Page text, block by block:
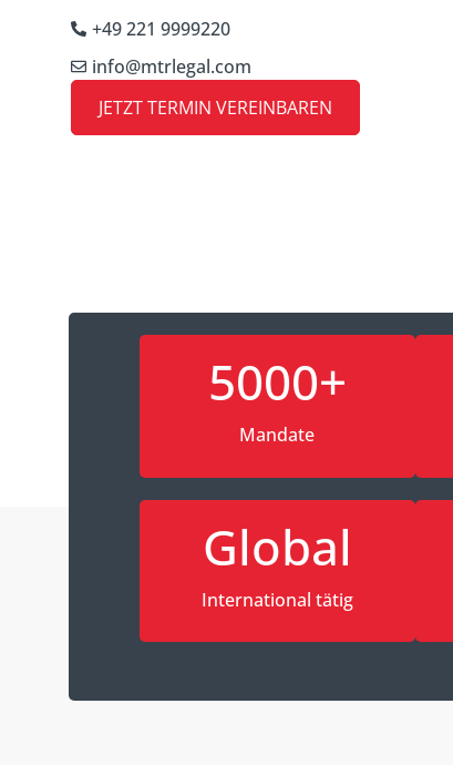
+49 221 9999220
info@mtrlegal.com
JETZT TERMIN VEREINBAREN
5000+
Mandate
Global
International tätig